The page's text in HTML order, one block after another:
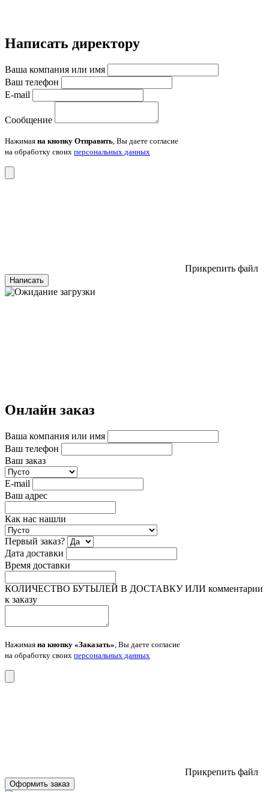
Написать директору
Ваша компания или имя
Ваш телефон
E-mail
Сообщение
Нажимая на кнопку Отправить , Вы даете согласие
на обработку своих персональных данных
Прикрепить файл
Написать
Онлайн заказ
Ваша компания или имя
Ваш телефон
Ваш заказ
E-mail
Ваш адрес
Как нас нашли
Первый заказ?
Дата доставки
Время доставки
КОЛИЧЕСТВО БУТЫЛЕЙ В ДОСТАВКУ ИЛИ комментарии
к заказу
Нажимая на кнопку «Заказать» , Вы даете согласие
на обработку своих персональных данных
Прикрепить файл
Оформить заказ